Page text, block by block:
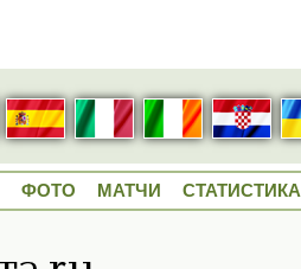
ФОТО МАТЧИ СТАТИСТИКА